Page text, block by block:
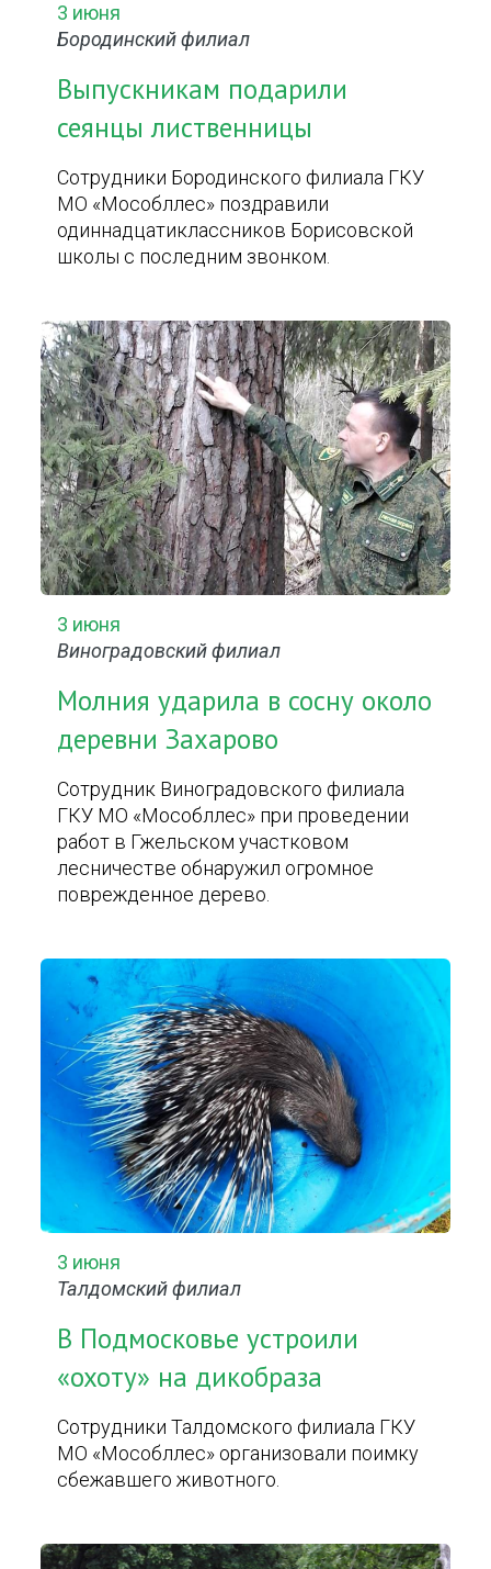
3 июня
Бородинский филиал
Выпускникам подарили
сеянцы лиственницы
Сотрудники Бородинского филиала ГКУ
МО «Мособллес» поздравили
одиннадцатиклассников Борисовской
школы с последним звонком.
3 июня
Виноградовский филиал
Молния ударила в сосну около
деревни Захарово
Сотрудник Виноградовского филиала
ГКУ МО «Мособллес» при проведении
работ в Гжельском участковом
лесничестве обнаружил огромное
поврежденное дерево.
3 июня
Талдомский филиал
В Подмосковье устроили
«охоту» на дикобраза
Сотрудники Талдомского филиала ГКУ
МО «Мособллес» организовали поимку
сбежавшего животного.